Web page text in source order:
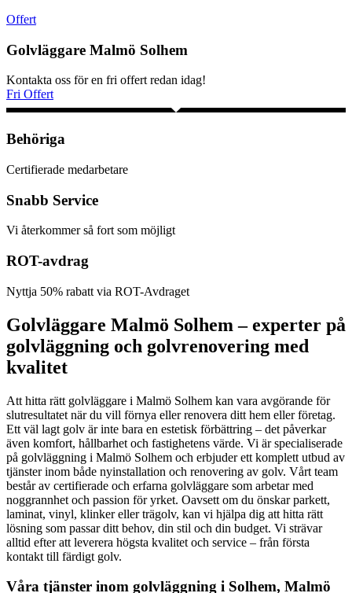
Offert
Golvläggare Malmö Solhem
Kontakta oss för en fri offert redan idag!
Fri Offert
Behöriga
Certifierade medarbetare
Snabb Service
Vi återkommer så fort som möjligt
ROT-avdrag
Nyttja 50% rabatt via ROT-Avdraget
Golvläggare Malmö Solhem – experter på
golvläggning och golvrenovering med
kvalitet
Att hitta rätt golvläggare i Malmö Solhem kan vara avgörande för
slutresultatet när du vill förnya eller renovera ditt hem eller företag.
Ett väl lagt golv är inte bara en estetisk förbättring – det påverkar
även komfort, hållbarhet och fastighetens värde. Vi är specialiserade
på golvläggning i Malmö Solhem och erbjuder ett komplett utbud av
tjänster inom både nyinstallation och renovering av golv. Vårt team
består av certifierade och erfarna golvläggare som arbetar med
noggrannhet och passion för yrket. Oavsett om du önskar parkett,
laminat, vinyl, klinker eller trägolv, kan vi hjälpa dig att hitta rätt
lösning som passar ditt behov, din stil och din budget. Vi strävar
alltid efter att leverera högsta kvalitet och service – från första
kontakt till färdigt golv.
Våra tjänster inom golvläggning i Solhem, Malmö